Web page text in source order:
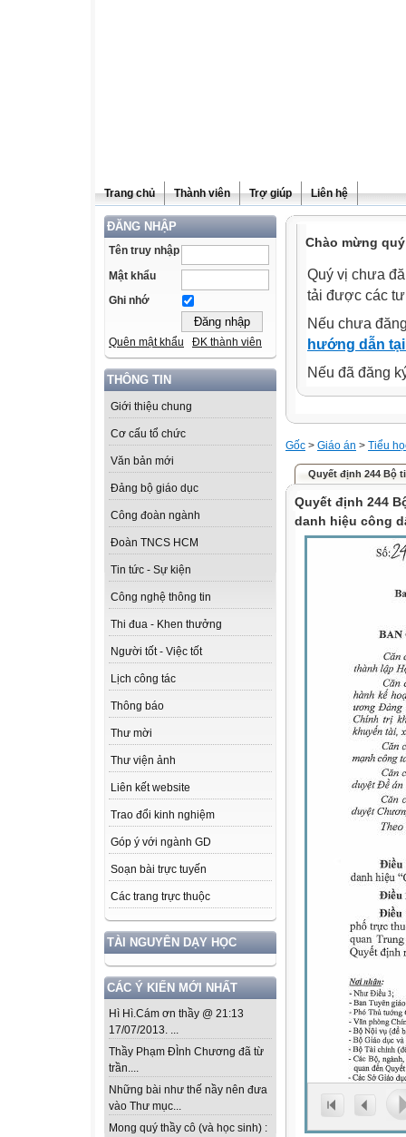
Trang chủ Thành viên Trợ giúp Liên hệ
ĐĂNG NHẬP
Tên truy nhập
Mật khẩu
Ghi nhớ
Quên mật khẩu ĐK thành viên
THÔNG TIN
Giới thiệu chung
Cơ cấu tổ chức
Văn bản mới
Đảng bộ giáo dục
Công đoàn ngành
Đoàn TNCS HCM
Tin tức - Sự kiện
Công nghệ thông tin
Thi đua - Khen thưởng
Người tốt - Việc tốt
Lịch công tác
Thông báo
Thư mời
Thư viện ảnh
Liên kết website
Trao đổi kinh nghiệm
Góp ý với ngành GD
Soạn bài trực tuyến
Các trang trực thuộc
TÀI NGUYÊN DẠY HỌC
CÁC Ý KIẾN MỚI NHẤT
Hì Hì.Cám ơn thầy @ 21:13
17/07/2013. ...
Thầy Phạm ĐÌnh Chương đã từ
trần....
Những bài như thế nầy nên đưa
vào Thư mục...
Mong quý thầy cô (và học sinh) :
Chào mừng
Quý vị chưa
tải được các
Nếu chưa
hướng dẫn
Nếu đã đăng
Gốc > Giáo án > Tiểu
Quyết định 244 Bộ
Quyết định 244
danh hiệu công